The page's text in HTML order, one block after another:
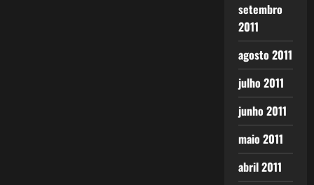
setembro
2011
agosto 2011
julho 2011
junho 2011
maio 2011
abril 2011